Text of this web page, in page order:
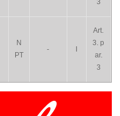
3
N
PT
-
Art.
3. p
ar.
3